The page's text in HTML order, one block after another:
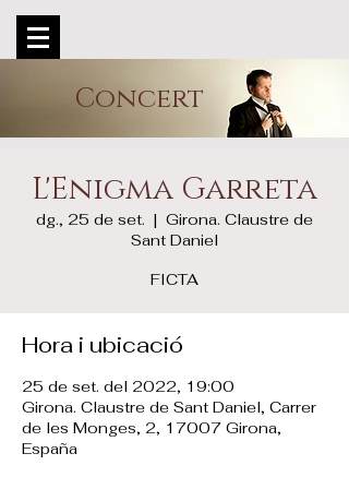
Concert
L'Enigma Garreta
dg., 25 de set.
  |
Girona. Claustre de
Sant Daniel
FICTA
Hora i ubicació
25 de set. del 2022, 19:00
Girona. Claustre de Sant Daniel, Carrer
de les Monges, 2, 17007 Girona,
España